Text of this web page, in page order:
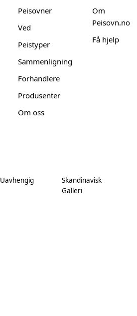
Peisovner
Ved
Peistyper
Sammenligning
Forhandlere
Produsenter
Om oss
Om
Peisovn.no
Få hjelp
Skandinavisk
Galleri